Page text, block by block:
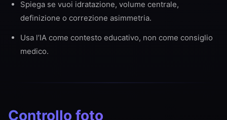
Spiega se vuoi idratazione, volume centrale,
definizione o correzione asimmetria.
Usa l’IA come contesto educativo, non come consiglio
medico.
Controllo foto